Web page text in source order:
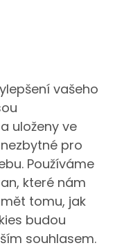
vašeho
uloženy ve
pro
Používáme
které nám
tomu, jak
budou
souhlasem.